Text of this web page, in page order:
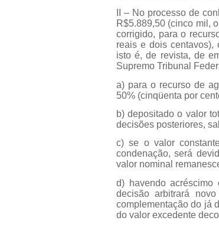
II – No processo de
R$5.889,50 (cinco mil,
corrigido, para o
reais e dois centavos),
isto é, de revista, de
Supremo Tribunal
a) para o recurso de
50% (cinqüenta por
b) depositado o valor
decisões posteriores,
c) se o valor
condenação, será
valor nominal
d) havendo
decisão arbitrará
complementação do já
do valor excedente